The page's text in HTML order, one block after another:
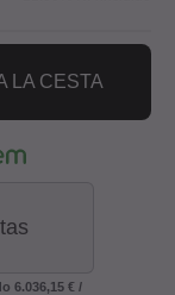
LA CESTA
6.036,15 € /